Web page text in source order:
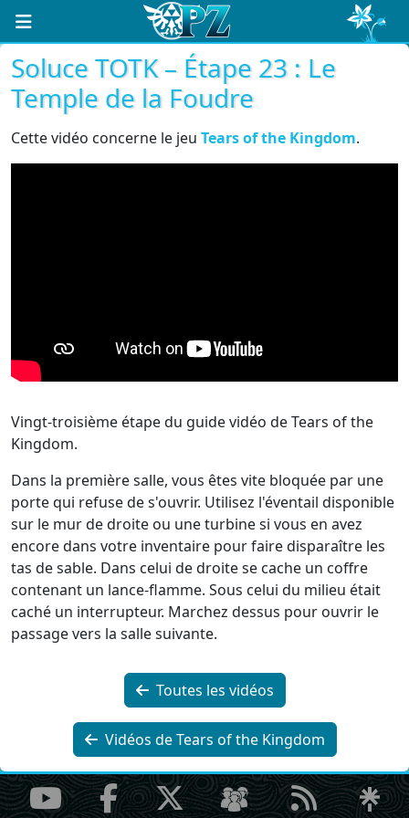
Soluce TOTK – Étape 23 : Le
Temple de la Foudre
Cette vidéo concerne le jeu Tears of the Kingdom.
Vingt-troisième étape du guide vidéo de Tears of the
Kingdom.
Dans la première salle, vous êtes vite bloquée par une
porte qui refuse de s'ouvrir. Utilisez l'éventail disponible
sur le mur de droite ou une turbine si vous en avez
encore dans votre inventaire pour faire disparaître les
tas de sable. Dans celui de droite se cache un coffre
contenant un lance-flamme. Sous celui du milieu était
caché un interrupteur. Marchez dessus pour ouvrir le
passage vers la salle suivante.
Toutes les vidéos
Vidéos de Tears of the Kingdom